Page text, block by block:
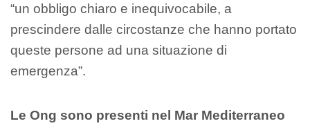
“un obbligo chiaro e inequivocabile, a
prescindere dalle circostanze che hanno portato
queste persone ad una situazione di
emergenza”.
Le Ong sono presenti nel Mar Mediterraneo